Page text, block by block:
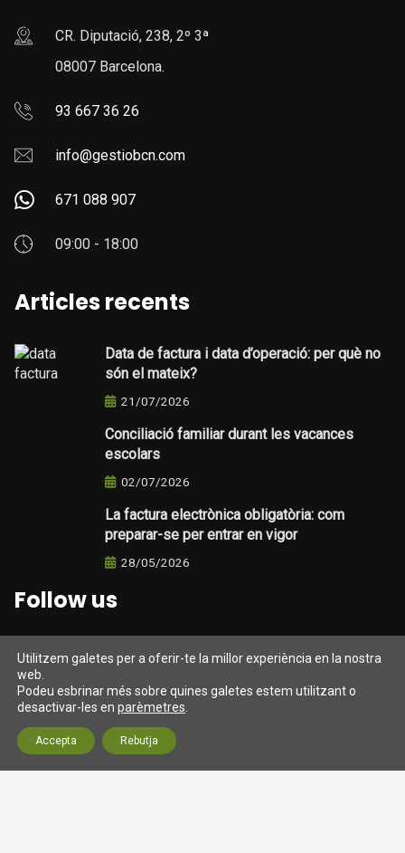
CR. Diputació, 238, 2º 3ª
08007 Barcelona.
93 667 36 26
info@gestiobcn.com
671 088 907
09:00 - 18:00
Articles recents
Data de factura i data d’operació: per què no
són el mateix?
21/07/2026
Conciliació familiar durant les vacances
escolars
02/07/2026
La factura electrònica obligatòria: com
preparar-se per entrar en vigor
28/05/2026
Follow us
Darrers tweets
Tweets from https://twitter.com/twitter/lists/official-
Utilitzem galetes per a oferir-te la millor experiència en la nostra
web.
Podeu esbrinar més sobre quines galetes estem utilitzant o
desactivar-les en parèmetres
Accepta Rebutja